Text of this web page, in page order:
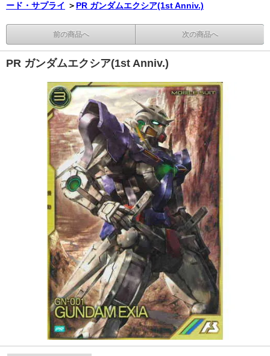
ード・サプライ ＞ PR ガンダムエクシア(1st Anniv.)
前の商品へ 次の商品へ
PR ガンダムエクシア(1st Anniv.)